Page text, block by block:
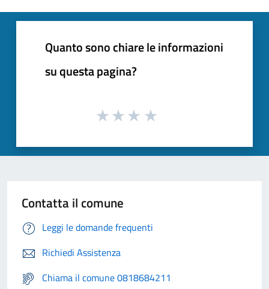
Quanto sono chiare le informazioni
su questa pagina?
Contatta il comune
Leggi le domande frequenti
Richiedi Assistenza
Chiama il comune 0818684211